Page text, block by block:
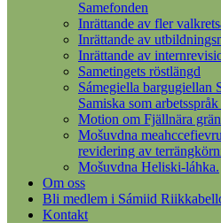
Samefonden
Inrättande av fler
Inrättande av
Inrättande av
Sametingets röstlängd
Sámegiella bargugiellan
Samiska som
Motion om Fjällnära
Mošuvdna
revidering av
Mošuvdna Heliski-láhka.
Om oss
Bli medlem i Sámiid
Kontakt